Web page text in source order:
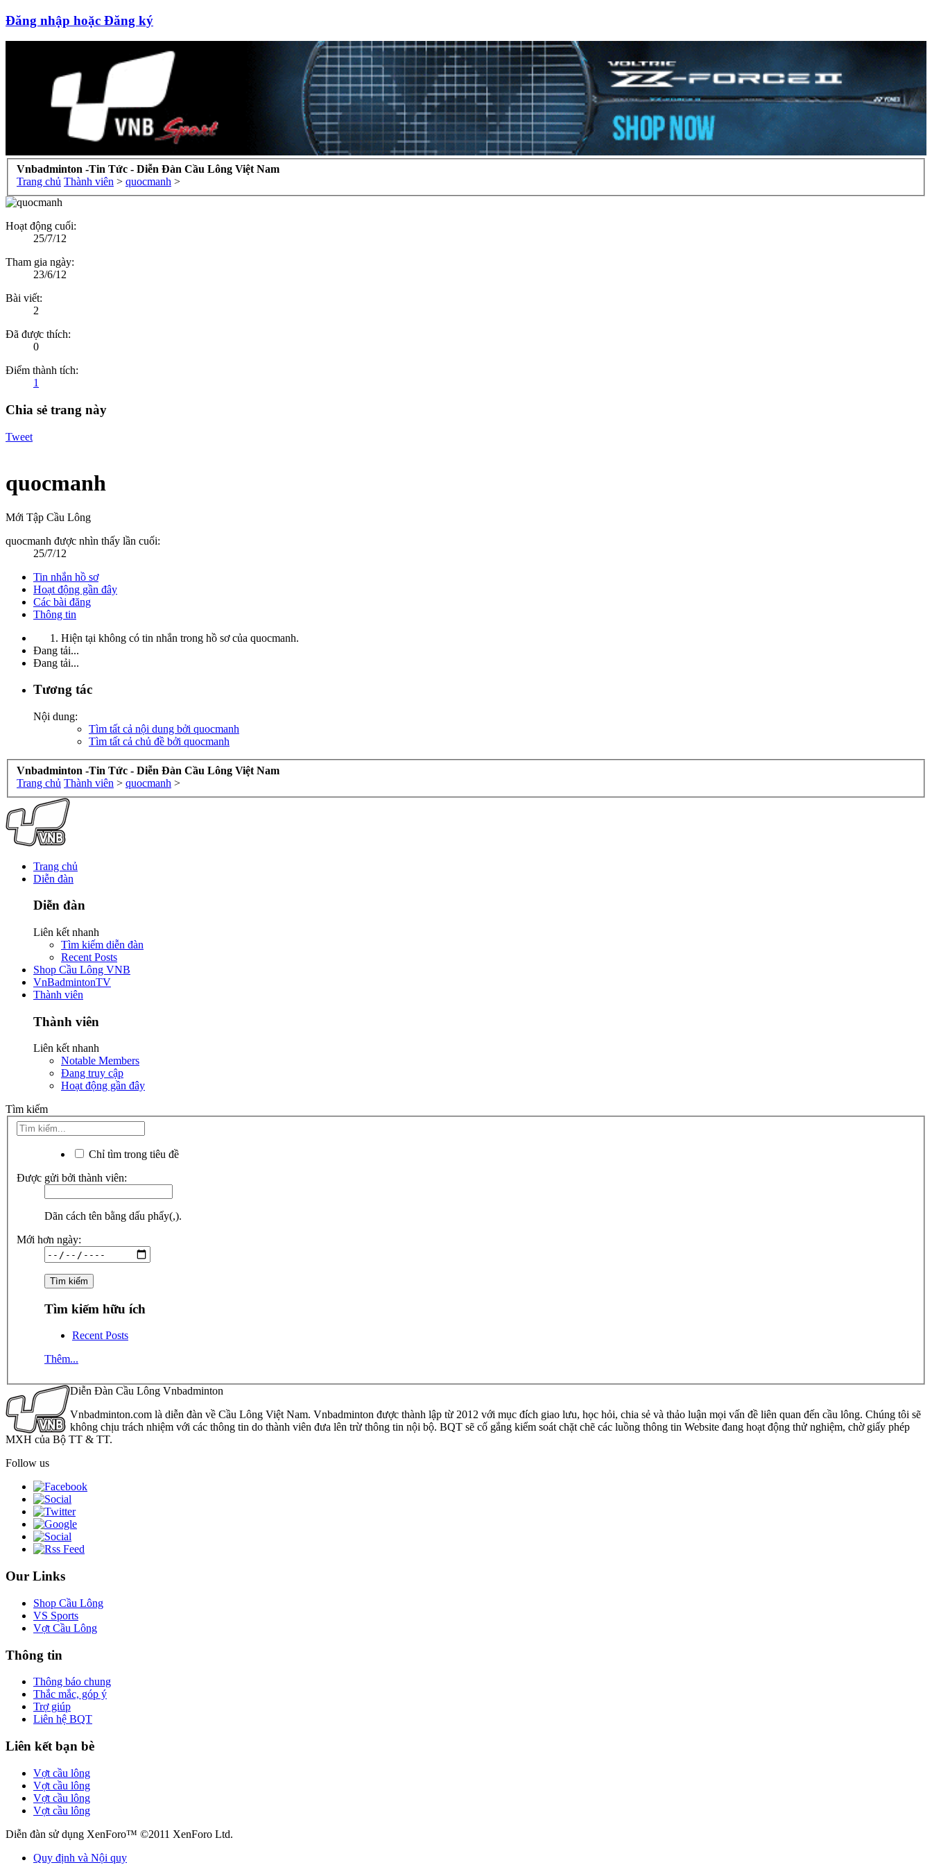
Đăng nhập hoặc Đăng ký
Vnbadminton -Tin Tức - Diễn Đàn Cầu Lông Việt Nam
Trang chủ Thành viên > quocmanh >
Hoạt động cuối:
25/7/12
Tham gia ngày:
23/6/12
Bài viết:
2
Đã được thích:
0
Điểm thành tích:
1
Chia sẻ trang này
Tweet
quocmanh
Mới Tập Cầu Lông
quocmanh được nhìn thấy lần cuối:
25/7/12
Tin nhắn hồ sơ
Hoạt động gần đây
Các bài đăng
Thông tin
Hiện tại không có tin nhắn trong hồ sơ của quocmanh.
Đang tải...
Đang tải...
Tương tác
Nội dung:
Tìm tất cả nội dung bởi quocmanh
Tìm tất cả chủ đề bởi quocmanh
Vnbadminton -Tin Tức - Diễn Đàn Cầu Lông Việt Nam
Trang chủ Thành viên > quocmanh >
Trang chủ
Diễn đàn
Diễn đàn
Liên kết nhanh
Tìm kiếm diễn đàn
Recent Posts
Shop Cầu Lông VNB
VnBadmintonTV
Thành viên
Thành viên
Liên kết nhanh
Notable Members
Đang truy cập
Hoạt động gần đây
Tìm kiếm
Chỉ tìm trong tiêu đề
Được gửi bởi thành viên:
Dãn cách tên bằng dấu phẩy(,).
Mới hơn ngày:
Tìm kiếm hữu ích
Recent Posts
Thêm...
Diễn Đàn Cầu Lông Vnbadminton
Vnbadminton.com là diễn đàn về Cầu Lông Việt Nam. Vnbadminton được thành lập từ 2012 với mục đích giao lưu, học hỏi, chia sẻ và thảo luận mọi vấn đề liên quan đến cầu lông. Chúng tôi sẽ
không chịu trách nhiệm với các thông tin do thành viên đưa lên trừ thông tin nội bộ. BQT sẽ cố gắng kiểm soát chặt chẽ các luồng thông tin Website đang hoạt động thử nghiệm, chờ giấy phép
MXH của Bộ TT & TT.
Follow us
Our Links
Shop Cầu Lông
VS Sports
Vợt Cầu Lông
Thông tin
Thông báo chung
Thắc mắc, góp ý
Trợ giúp
Liên hệ BQT
Liên kết bạn bè
Vợt cầu lông
Vợt cầu lông
Vợt cầu lông
Vợt cầu lông
Diễn đàn sử dụng XenForo™ ©2011 XenForo Ltd.
Quy định và Nội quy